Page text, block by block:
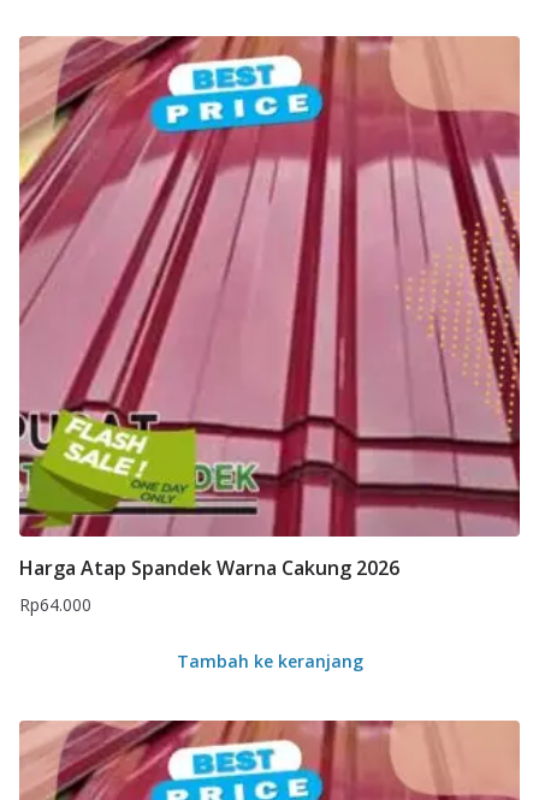
Harga Atap Spandek Warna Cakung 2026
Rp64.000
Tambah ke keranjang